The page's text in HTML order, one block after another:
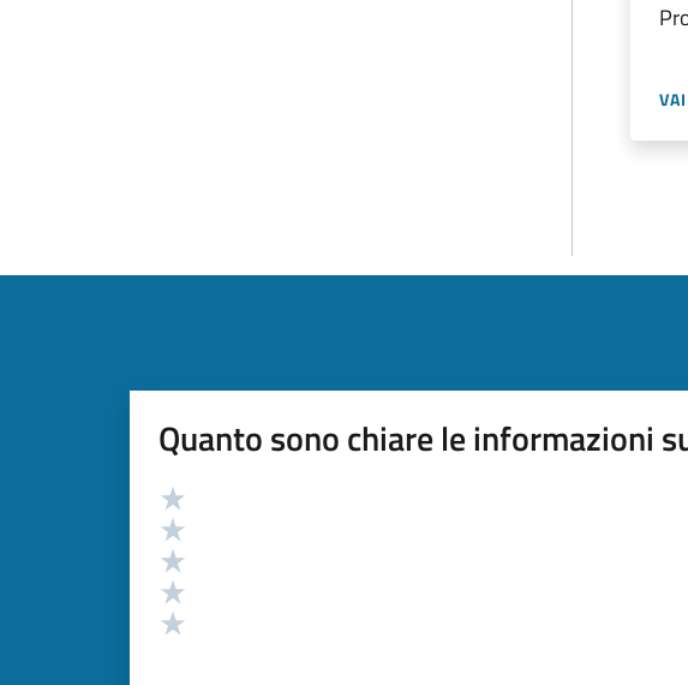
Quanto sono chiare le informazioni
Valutazione